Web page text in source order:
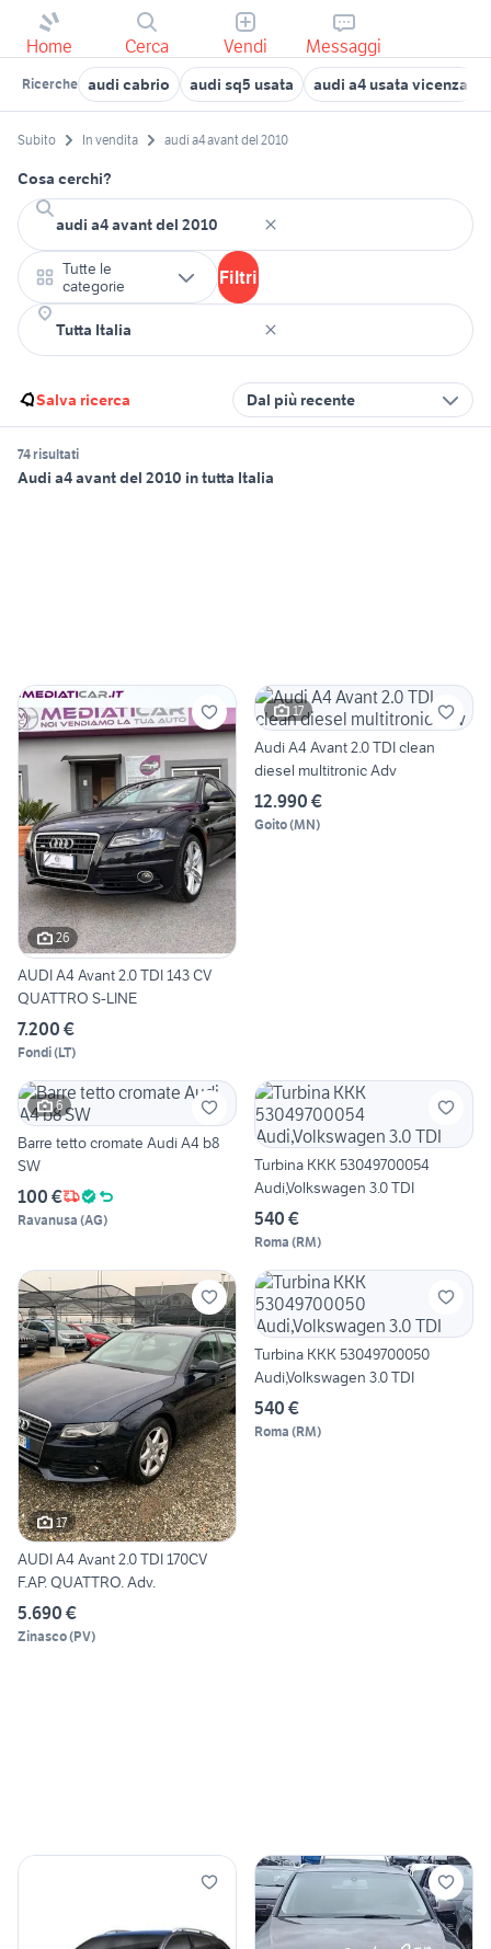
Home Cerca Vendi Messaggi
Ricerche audi cabrio audi sq5 usata audi a4 usata vicenza
Subito In vendita audi a4 avant del 2010
Cosa cerchi?
Tutte le
categorie
Filtri
Salva ricerca Dal più recente
74 risultati
Audi a4 avant del 2010 in tutta Italia
26
AUDI A4 Avant 2.0 TDI 143 CV
QUATTRO S-LINE
7.200 €
Fondi(LT)
17
Audi A4 Avant 2.0 TDI clean
diesel multitronic Adv
12.990 €
Goito(MN)
6
Barre tetto cromate Audi A4 b8
SW
100 €
Ravanusa (AG)
Turbina KKK 53049700054
Audi,Volkswagen 3.0 TDI
540 €
Roma (RM)
17
AUDI A4 Avant 2.0 TDI 170CV
F.AP. QUATTRO. Adv.
5.690 €
Zinasco(PV)
Turbina KKK 53049700050
Audi,Volkswagen 3.0 TDI
540 €
Roma (RM)